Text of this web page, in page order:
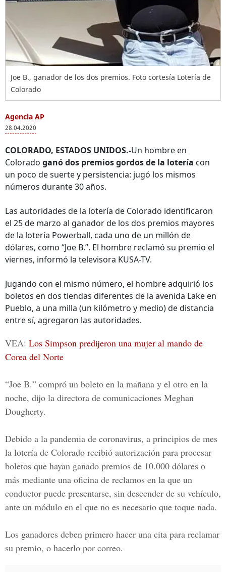
Joe B., ganador de los dos premios. Foto cortesía Lotería de
Colorado
Agencia AP
28.04.2020
COLORADO, ESTADOS UNIDOS.-Un hombre en
Colorado ganó dos premios gordos de la lotería con
un poco de suerte y persistencia: jugó los mismos
números durante 30 años.
Las autoridades de la lotería de Colorado identificaron
el 25 de marzo al ganador de los dos premios mayores
de la lotería Powerball, cada uno de un millón de
dólares, como “Joe B.”. El hombre reclamó su premio el
viernes, informó la televisora KUSA-TV.
Jugando con el mismo número, el hombre adquirió los
boletos en dos tiendas diferentes de la avenida Lake en
Pueblo, a una milla (un kilómetro y medio) de distancia
entre sí, agregaron las autoridades.
VEA: Los Simpson predijeron una mujer al mando de
Corea del Norte
“Joe B.” compró un boleto en la mañana y el otro en la
noche, dijo la directora de comunicaciones Meghan
Dougherty.
Debido a la pandemia de coronavirus, a principios de mes
la lotería de Colorado recibió autorización para procesar
boletos que hayan ganado premios de 10.000 dólares o
más mediante una oficina de reclamos en la que un
conductor puede presentarse, sin descender de su vehículo,
ante un módulo en el que no es necesario que toque nada.
Los ganadores deben primero hacer una cita para reclamar
su premio, o hacerlo por correo.